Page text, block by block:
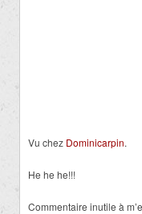
Vu chez Dominicarpin.
He he he!!!
Commentaire inutile à